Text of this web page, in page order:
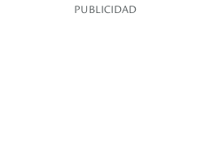
PUBLICIDAD